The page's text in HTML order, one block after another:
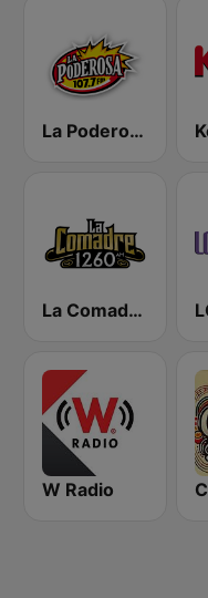
La Poderosa Aguascalientes
La Comadre 1260 AM
W Radio